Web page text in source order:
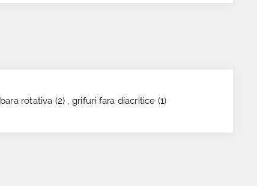
bara rotativa (2) grifuri fara diacritice (1)